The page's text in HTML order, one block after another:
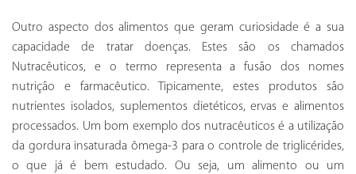
Outro aspecto dos alimentos que geram curiosidade é a sua
capacidade de tratar doenças. Estes são os chamados
Nutracêuticos, e o termo representa a fusão dos nomes
nutrição e farmacêutico. Tipicamente, estes produtos são
nutrientes isolados, suplementos dietéticos, ervas e alimentos
processados. Um bom exemplo dos nutracêuticos é a utilização
da gordura insaturada ômega-3 para o controle de triglicérides,
o que já é bem estudado. Ou seja, um alimento ou um